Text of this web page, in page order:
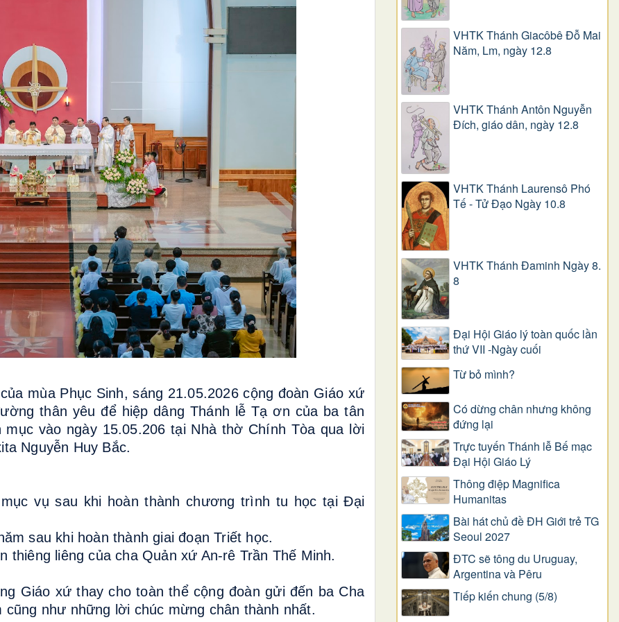
mùa Phục Sinh, sáng 21.05.2026 cộng đoàn Giáo xứ
thân yêu để hiệp dâng Thánh lễ Tạ ơn của ba tân
vào ngày 15.05.206 tại Nhà thờ Chính Tòa qua lời
Nguyễn Huy Bắc.
vụ sau khi hoàn thành chương trình tu học tại Đại
sau khi hoàn thành giai đoạn Triết học.
thiêng liêng của cha Quản xứ An-rê Trần Thế Minh.
Giáo xứ thay cho toàn thể cộng đoàn gửi đến ba Cha
như những lời chúc mừng chân thành nhất.
VHTK Thánh Giacôbê Ðỗ Mai
Năm, Lm, ngày 12.8
VHTK Thánh Antôn Nguyễn
Ðích, giáo dân, ngày 12.8
VHTK Thánh Laurensô Phó
Tế - Tử Đạo Ngày 10.8
VHTK Thánh Đaminh Ngày 8.
8
Đại Hội Giáo lý toàn quốc lần
thứ VII -Ngày cuối
Từ bỏ mình?
Có dừng chân nhưng không
đứng lại
Trực tuyến Thánh lễ Bế mạc
Đại Hội Giáo Lý
Thông điệp Magnifica
Humanitas
Bài hát chủ đề ĐH Giới trẻ TG
Seoul 2027
ĐTC sẽ tông du Uruguay,
Argentina và Pêru
Tiếp kiến chung (5/8)